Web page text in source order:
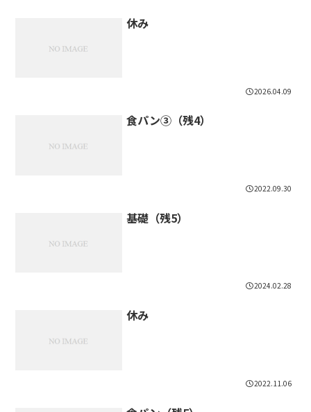
休み
2026.04.09
食パン③（残4）
2022.09.30
基礎（残5）
2024.02.28
休み
2022.11.06